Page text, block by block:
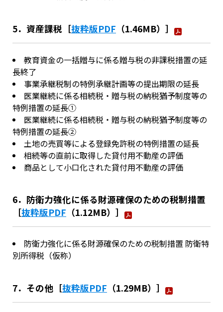
5．資産課税［抜粋版PDF （1.46MB）］
教育資金の一括贈与に係る贈与税の非課税措置の延
長終了
事業承継税制の特例承継計画等の提出期限の延長
医業継続に係る相続税・贈与税の納税猶予制度等の
特例措置の延長①
医業継続に係る相続税・贈与税の納税猶予制度等の
特例措置の延長②
土地の売買等による登録免許税の特例措置の延長
相続等の直前に取得した貸付用不動産の評価
商品として小口化された貸付用不動産の評価
6．防衛力強化に係る財源確保のための税制措置
［抜粋版PDF （1.12MB）］
防衛力強化に係る財源確保のための税制措置 防衛特
別所得税（仮称）
7．その他［抜粋版PDF （1.29MB）］